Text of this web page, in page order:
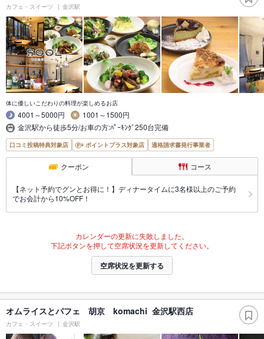
カフェ・スイーツ 金沢駅
体に優しいこだわりの料理が楽しめるお店
4001～5000円
1001～1500円
金沢駅から徒歩5分/お車の方:ﾊﾟｰｷﾝｸﾞ250台完備
口コミ投稿特典対象店 ポイントプラス対象店 適格請求書発行事業者
クーポン コース
【ネット予約でグンとお得に！】ディナータイムに3名様以上のご予約
でお会計から10%OFF！
カレンダーの更新に失敗しました。
下記ボタンを押して空席状況を更新してください。
空席状況を更新する
オムライスとパフェ 胡京 komachi 金沢駅西店
カフェ・スイーツ 金沢駅